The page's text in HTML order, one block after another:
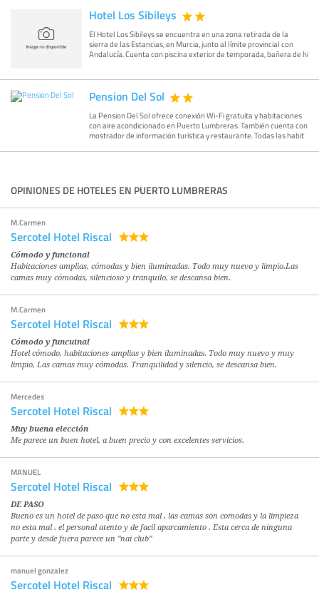
Hotel Los Sibileys
El Hotel Los Sibileys se encuentra en una zona retirada de la
sierra de las Estancias, en Murcia, junto al límite provincial con
Andalucía. Cuenta con piscina exterior de temporada, bañera de hi
Pension Del Sol
La Pension Del Sol ofrece conexión Wi-Fi gratuita y habitaciones
con aire acondicionado en Puerto Lumbreras. También cuenta con
mostrador de información turística y restaurante. Todas las habit
OPINIONES DE HOTELES EN PUERTO LUMBRERAS
M.Carmen
Sercotel Hotel Riscal
Cómodo y funcional
Habitaciones amplias, cómodas y bien iluminadas. Todo muy nuevo y limpio.Las
camas muy cómodas, silencioso y tranquilo, se descansa bien.
M.Carmen
Sercotel Hotel Riscal
Cómodo y funcuinal
Hotel cómodo, habitaciones amplias y bien iluminadas. Todo muy nuevo y muy
limpio, Las camas muy cómodas. Tranquilidad y silencio, se descansa bien.
Mercedes
Sercotel Hotel Riscal
Muy buena elección
Me parece un buen hotel, a buen precio y con excelentes servicios.
MANUEL
Sercotel Hotel Riscal
DE PASO
Bueno es un hotel de paso que no esta mal , las camas son comodas y la limpieza
no esta mal . el personal atento y de facil aparcamiento . Esta cerca de ninguna
parte y desde fuera parece un "nai club"
manuel gonzalez
Sercotel Hotel Riscal